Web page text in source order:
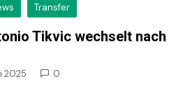
Transfer
Tikvic wechselt nach
2025 0